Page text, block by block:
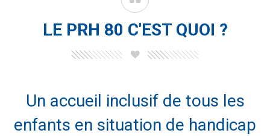
LE PRH 80 C'EST QUOI ?
Un accueil inclusif de tous les
enfants en situation de handicap